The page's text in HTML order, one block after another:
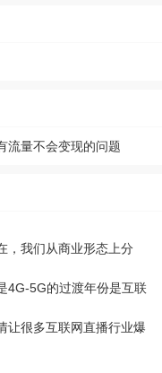
流量不会变现的问题
，我们从商业形态上分
4G-5G的过渡年份是互联
让很多互联网直播行业爆